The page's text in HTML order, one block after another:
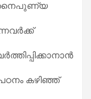
നൈപുണ്യ
കഴിഞ്ഞ്